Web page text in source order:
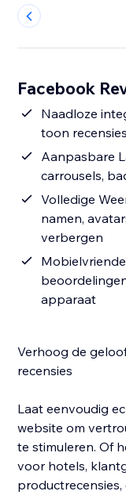
Facebook
Naadloze
toon
Aanpasbare
carrousels,
Volledige
namen,
verbergen
apparaat
Verhoog de
recensies
Laat eenvoudig
website om
te stimuleren. Of
voor hotels,